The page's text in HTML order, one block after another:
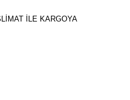
İLE KARGOYA